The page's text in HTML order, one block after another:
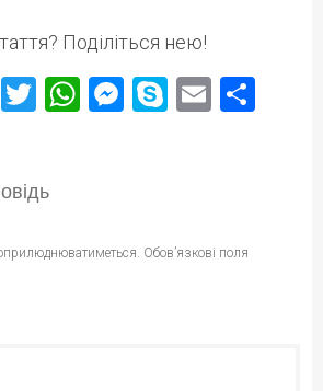
Поділіться нею!
ViberTwitter
WhatsApp
Messenger
Skype
Email
Обов’язкові поля